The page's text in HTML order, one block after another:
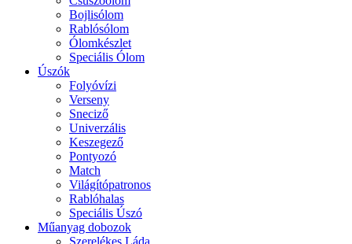
Bojlisólom
Rablósólom
Ólomkészlet
Speciális Ólom
Úszók
Folyóvízi
Verseny
Sneciző
Univerzális
Keszegező
Pontyozó
Match
Világítópatronos
Rablóhalas
Speciális Úszó
Műanyag dobozok